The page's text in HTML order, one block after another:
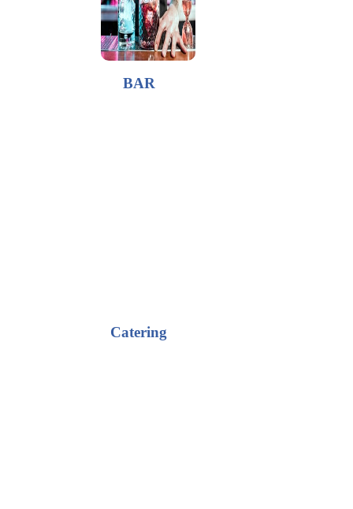
BAR
Catering